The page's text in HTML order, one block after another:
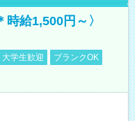
時給1,500円～〉
大学生歓迎
ブランクOK